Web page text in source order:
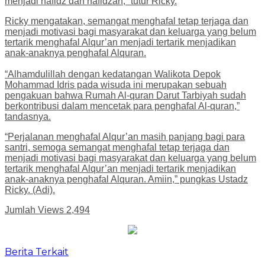
Ricky mengatakan, semangat menghafal tetap terjaga dan
menjadi motivasi bagi masyarakat dan keluarga yang belum
tertarik menghafal Alqur’an menjadi tertarik menjadikan
anak-anaknya penghafal Alquran.
“Alhamdulillah dengan kedatangan Walikota Depok
Mohammad Idris pada wisuda ini merupakan sebuah
pengakuan bahwa Rumah Al-quran Darut Tarbiyah sudah
berkontribusi dalam mencetak para penghafal Al-quran,”
tandasnya.
“Perjalanan menghafal Alqur’an masih panjang bagi para
santri, semoga semangat menghafal tetap terjaga dan
menjadi motivasi bagi masyarakat dan keluarga yang belum
tertarik menghafal Alqur’an menjadi tertarik menjadikan
anak-anaknya penghafal Alquran. Amiin,” pungkas Ustadz
Ricky. (Adi).
Jumlah Views 2,494
Berita Terkait